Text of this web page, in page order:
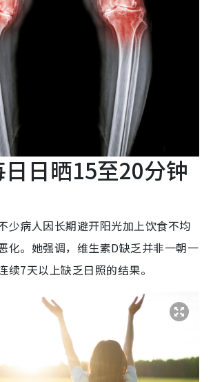
日晒15至20分钟
少病人因长期避开阳光加上饮食不均
化。她强调，维生素D缺乏并非一朝一
续7天以上缺乏日照的结果。